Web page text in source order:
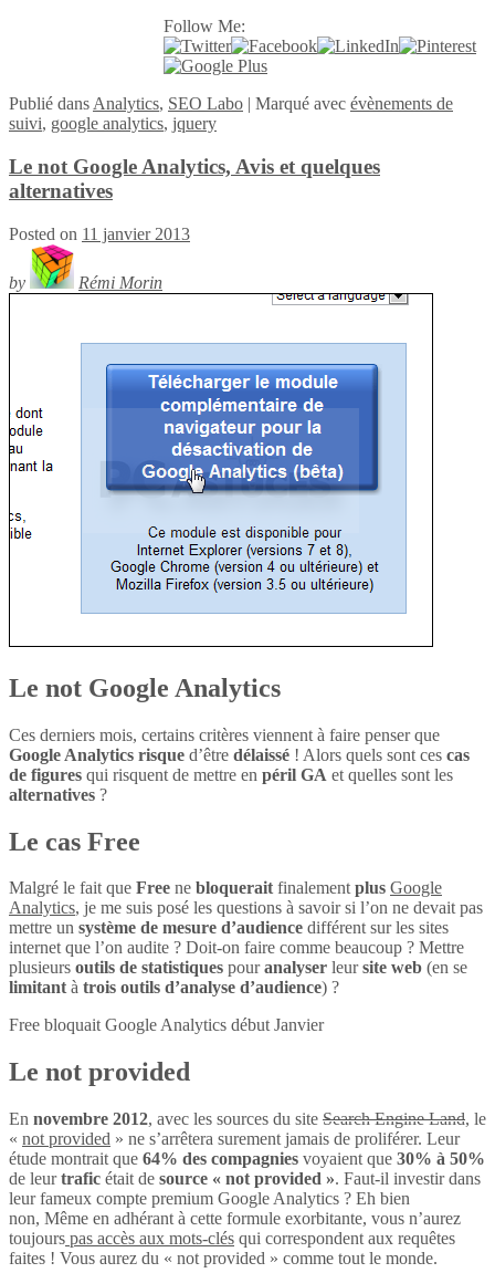
Follow Me:
Publié dans Analytics, SEO Labo | Marqué avec évènements de
suivi, google analytics, jquery
Le not Google Analytics, Avis et quelques
alternatives
Posted on 11 janvier 2013
by Rémi Morin
Le not Google Analytics
Ces derniers mois, certains critères viennent à faire penser que
Google Analytics risque d’être délaissé ! Alors quels sont ces cas
de figures qui risquent de mettre en péril GA et quelles sont les
alternatives ?
Le cas Free
Malgré le fait que Free ne bloqueraitfinalementplus Google
Analytics, je me suis posé les questions à savoir si l’on ne devait pas
mettre un système de mesure d’audience différent sur les sites
internet que l’on audite ? Doit-on faire comme beaucoup ? Mettre
plusieurs outils de statistiques pouranalyser leursite web (en se
limitantà trois outils d’analyse d’audience) ?
Free bloquait Google Analytics début Janvier
Le not provided
En novembre 2012, avec les sources du site Search Engine Land, le
« not provided » ne s’arrêtera surement jamais de proliférer. Leur
étude montrait que 64% des compagnies voyaient que 30% à 50%
de leurtrafic était de source « not provided ». Faut-il investir dans
leur fameux compte premium Google Analytics ? Eh bien
non, Même en adhérant à cette formule exorbitante, vous n’aurez
toujours pas accès aux mots-clés qui correspondent aux requêtes
faites ! Vous aurez du « not provided » comme tout le monde.